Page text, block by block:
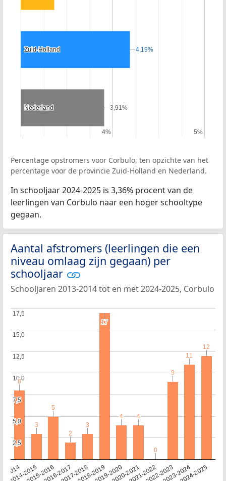
4%
4% 5%
5%
Zuid-Holland
Zuid-Holland
Nederland
Nederland
4,19%
4,19%
3,91%
3,91%
Percentage opstromers voor Corbulo, ten opzichte van het
percentage voor de provincie Zuid-Holland en Nederland.
In schooljaar 2024-2025 is 3,36% procent van de
leerlingen van Corbulo naar een hoger schooltype
gegaan.
Aantal afstromers (leerlingen die een
niveau omlaag zijn gegaan) per
schooljaar
Schooljaren 2013-2014 tot en met 2024-2025, Corbulo
2014
2014-20152015-20162016-20172017-20182018-20192019-20202020-20212021-20222022-20232023-20242024-2025
2,5
2,5
5,0
5,0
7,5
7,5
10,0
10,0
12,5
12,5
15,0
15,0
17,5
17,5
8
8
3
3
5
5
2
2
3
3
17
17
4
4 4
4
0
0
9
9
11
11
12
12